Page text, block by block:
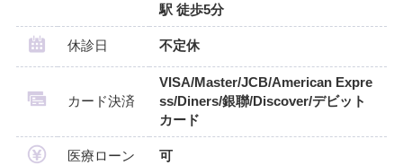
駅 徒歩5分
休診日 不定休
カード決済
VISA/Master/JCB/American Expre
ss/Diners/銀聯/Discover/デビット
カード
医療ローン 可